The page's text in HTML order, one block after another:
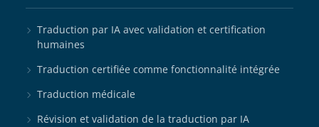
Traduction par IA avec validation et certification
humaines
Traduction certifiée comme fonctionnalité intégrée
Traduction médicale
Révision et validation de la traduction par IA